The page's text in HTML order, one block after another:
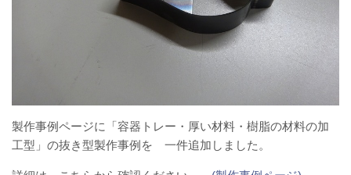
製作事例ページに「容器トレー・厚い材料・樹脂の材料の加
工型」の抜き型製作事例を 一件追加しました。